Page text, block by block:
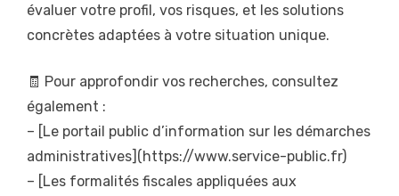
évaluer votre profil, vos risques, et les solutions
concrètes adaptées à votre situation unique.
🧾 Pour approfondir vos recherches, consultez
également :
– [Le portail public d’information sur les démarches
administratives](https://www.service-public.fr)
– [Les formalités fiscales appliquées aux